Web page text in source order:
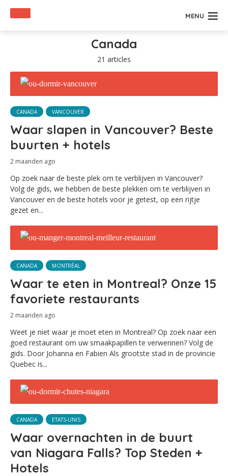
MENU
Canada
21 articles
CANADA VANCOUVER
Waar slapen in Vancouver? Beste
buurten + hotels
2 maanden ago
Op zoek naar de beste plek om te verblijven in Vancouver?
Volg de gids, we hebben de beste plekken om te verblijven in
Vancouver en de beste hotels voor je getest, op een rijtje
gezet en...
CANADA MONTRÉAL
Waar te eten in Montreal? Onze 15
favoriete restaurants
2 maanden ago
Weet je niet waar je moet eten in Montreal? Op zoek naar een
goed restaurant om uw smaakpapillen te verwennen? Volg de
gids. Door Johanna en Fabien Als grootste stad in de provincie
Quebec is...
CANADA ETATS-UNIS
Waar overnachten in de buurt
van Niagara Falls? Top Steden +
Hotels